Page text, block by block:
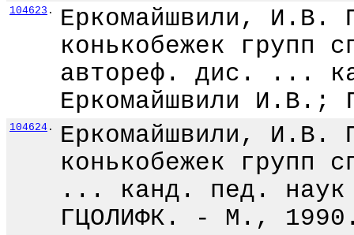
104623 .
Еркомайшвили, И.В.
конькобежек групп
автореф. дис. ...
Еркомайшвили
104624 .
Еркомайшвили, И.В.
конькобежек групп
... канд. пед. наук /
ГЦОЛИФК. - М.,